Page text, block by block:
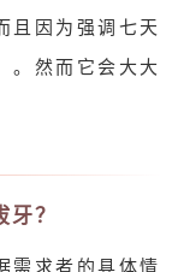
且因为强调七天
。然而它会大大
？
需求者的具体情